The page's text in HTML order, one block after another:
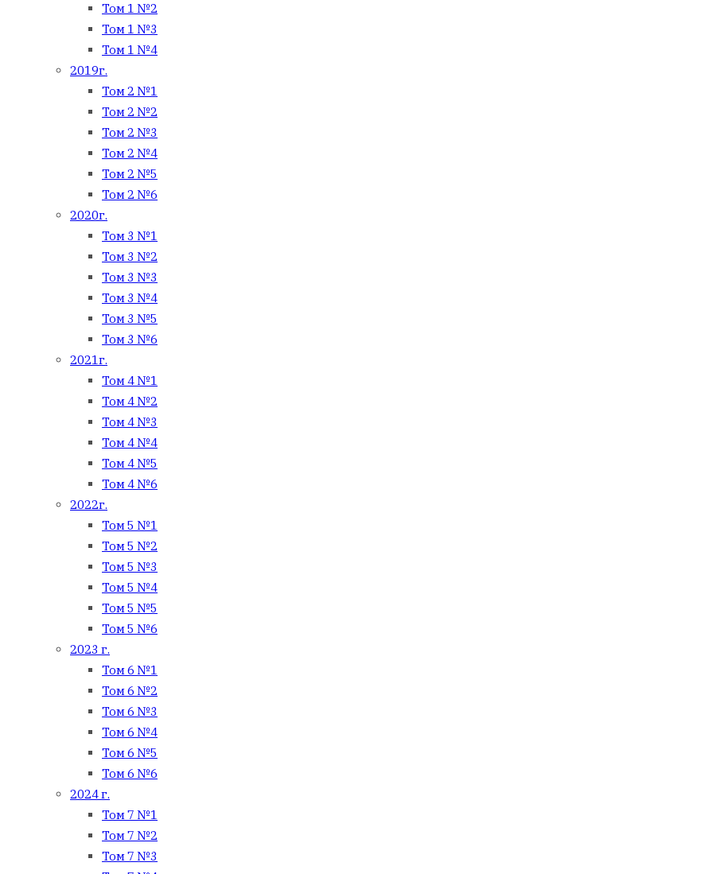
Том 1 №2
Том 1 №3
Том 1 №4
2019г.
Том 2 №1
Том 2 №2
Том 2 №3
Том 2 №4
Том 2 №5
Том 2 №6
2020г.
Том 3 №1
Том 3 №2
Том 3 №3
Том 3 №4
Том 3 №5
Том 3 №6
2021г.
Том 4 №1
Том 4 №2
Том 4 №3
Том 4 №4
Том 4 №5
Том 4 №6
2022г.
Том 5 №1
Том 5 №2
Том 5 №3
Том 5 №4
Том 5 №5
Том 5 №6
2023 г.
Том 6 №1
Том 6 №2
Том 6 №3
Том 6 №4
Том 6 №5
Том 6 №6
2024 г.
Том 7 №1
Том 7 №2
Том 7 №3